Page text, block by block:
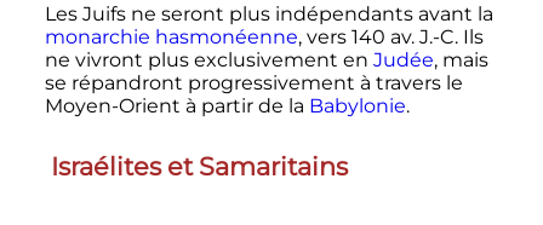
Les Juifs ne seront plus indépendants avant la
monarchie hasmonéenne, vers 140 av. J.-C. Ils
ne vivront plus exclusivement en Judée, mais
se répandront progressivement à travers le
Moyen-Orient à partir de la Babylonie.
Israélites et Samaritains